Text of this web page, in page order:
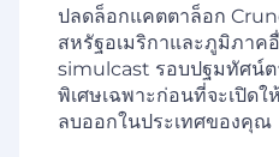
ปลดล็อกแคตตาล็อก
สหรัฐอเมริกาและภูมิภาค
simulcast รอบปฐมทัศน์ต
พิเศษเฉพาะก่อนที่จะเปิด
ลบออกในประเทศของคุณ